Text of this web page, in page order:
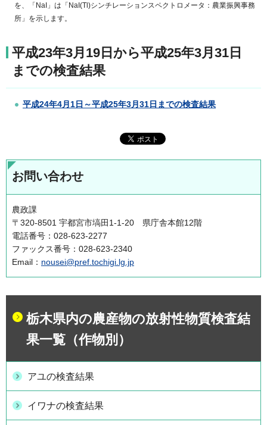
を、「NaI」は「NaI(Tl)シンチレーションスペクトロメータ：農業振興事務
所」を示します。
平成23年3月19日から平成25年3月31日
までの検査結果
平成24年4月1日～平成25年3月31日までの検査結果
お問い合わせ
農政課
〒320-8501 宇都宮市塙田1-1-20 県庁舎本館12階
電話番号：028-623-2277
ファックス番号：028-623-2340
Email： nousei@pref.tochigi.lg.jp
栃木県内の農産物の放射性物質検査結
果一覧（作物別）
アユの検査結果
イワナの検査結果